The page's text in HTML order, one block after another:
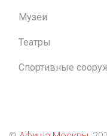
Музеи
Театры
Спортивные